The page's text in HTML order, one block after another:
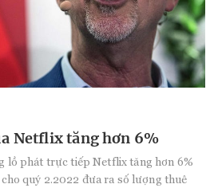
Netflix tăng hơn 6%
lồ phát trực tiếp Netflix tăng hơn 6%
quý 2.2022 đưa ra số lượng thuê